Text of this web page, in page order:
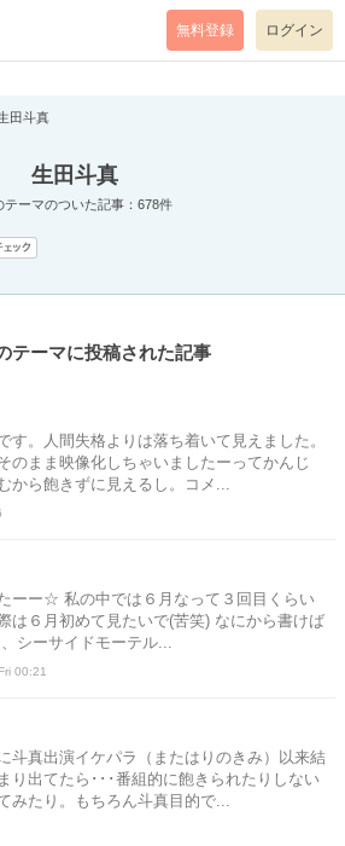
code=0 mode=return level=notice
無料登録 ログイン
田斗真
生田斗真
テーマのついた記事：678件
テーマに投稿された記事
す。人間失格よりは落ち着いて見えました。
のまま映像化しちゃいましたーってかんじ
から飽きずに見えるし。コメ...
ーー☆ 私の中では６月なって３回目くらい
は６月初めて見たいで(苦笑) なにから書けば
シーサイドモーテル...
00:21
斗真出演イケパラ（またはりのきみ）以来結
り出てたら･･･番組的に飽きられたりしない
みたり。もちろん斗真目的で...